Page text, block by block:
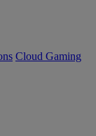
Cloud Gaming